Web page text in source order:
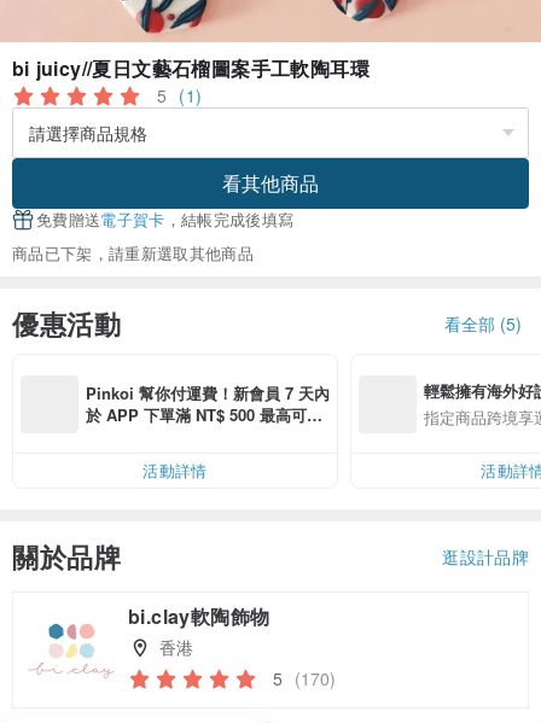
bi juicy//夏日文藝石榴圖案手工軟陶耳環
5 (1)
看其他商品
免費贈送電子賀卡 ，結帳完成後填寫
商品已下架，請重新選取其他商品
優惠活動 看全部 (5)
Pinkoi 幫你付運費！新會員 7 天內
於 APP 下單滿 NT$ 500 最高可折
活動詳情
輕鬆擁有海外好
指定商品跨境享
活動詳
關於品牌 逛設計品牌
bi.clay軟陶飾物
香港
5 (170)